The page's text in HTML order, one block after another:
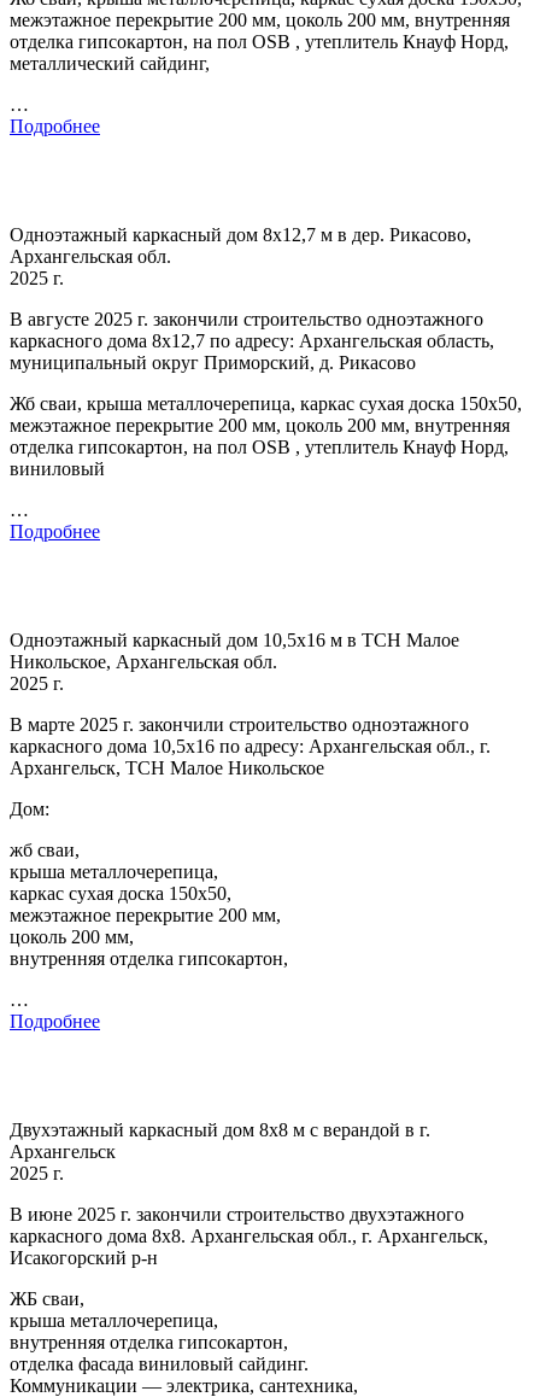
межэтажное перекрытие 200 мм, цоколь 200 мм, внутренняя
отделка гипсокартон, на пол OSB , утеплитель Кнауф Норд,
металлический сайдинг,
…
Подробнее
Одноэтажный каркасный дом 8х12,7 м в дер. Рикасово,
Архангельская обл.
2025 г.
В августе 2025 г. закончили строительство одноэтажного
каркасного дома 8х12,7 по адресу: Архангельская область,
муниципальный округ Приморский, д. Рикасово
Жб сваи, крыша металлочерепица, каркас сухая доска 150х50,
межэтажное перекрытие 200 мм, цоколь 200 мм, внутренняя
отделка гипсокартон, на пол OSB , утеплитель Кнауф Норд,
виниловый
…
Подробнее
Одноэтажный каркасный дом 10,5х16 м в ТСН Малое
Никольское, Архангельская обл.
2025 г.
В марте 2025 г. закончили строительство одноэтажного
каркасного дома 10,5х16 по адресу: Архангельская обл., г.
Архангельск, ТСН Малое Никольское
Дом:
жб сваи,
крыша металлочерепица,
каркас сухая доска 150х50,
межэтажное перекрытие 200 мм,
цоколь 200 мм,
внутренняя отделка гипсокартон,
…
Подробнее
Двухэтажный каркасный дом 8х8 м с верандой в г.
Архангельск
2025 г.
В июне 2025 г. закончили строительство двухэтажного
каркасного дома 8х8. Архангельская обл., г. Архангельск,
Исакогорский р-н
ЖБ сваи,
крыша металлочерепица,
внутренняя отделка гипсокартон,
отделка фасада виниловый сайдинг.
Коммуникации — электрика, сантехника,